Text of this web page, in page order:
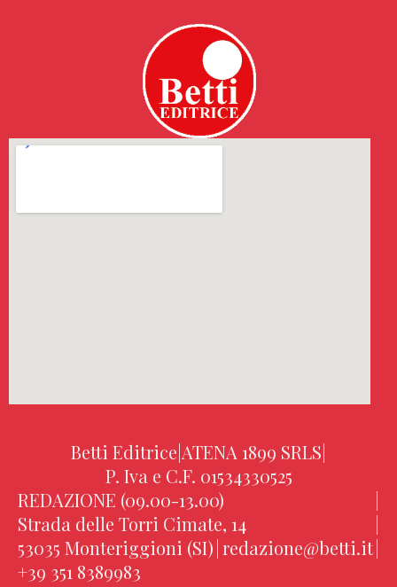
Betti Editrice|ATENA 1899 SRLS|
P. Iva e C.F. 01534330525
REDAZIONE (09.00-13.00)
|
Strada delle Torri Cimate, 14
|
53035 Monteriggioni (SI)|redazione@betti.it|
+39 351 8389983